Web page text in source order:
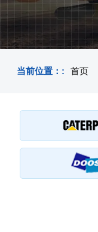
当前位置：: 首页